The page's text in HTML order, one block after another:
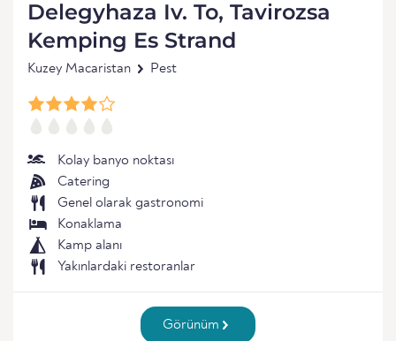
Delegyhaza Iv. To, Tavirozsa
Kemping Es Strand
Kuzey Macaristan Pest
Kolay banyo noktası
Catering
Genel olarak gastronomi
Konaklama
Kamp alanı
Yakınlardaki restoranlar
Görünüm